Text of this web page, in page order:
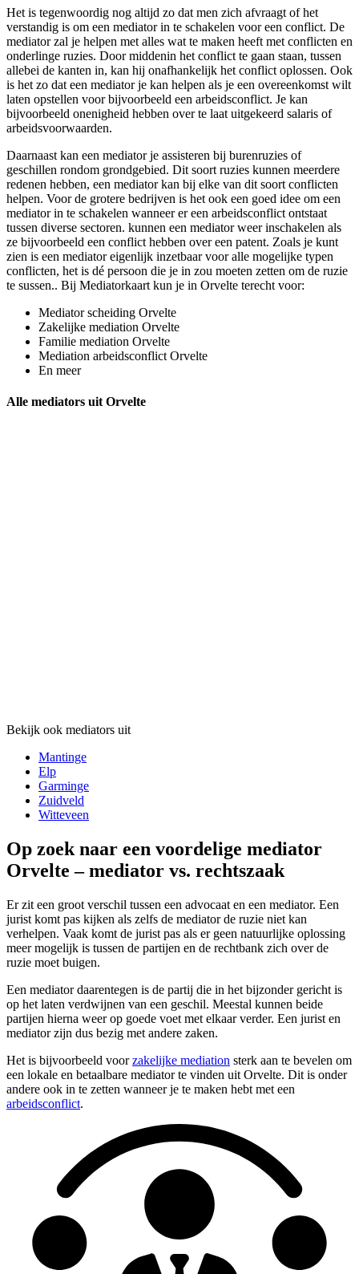
Het is tegenwoordig nog altijd zo dat men zich afvraagt of het
verstandig is om een mediator in te schakelen voor een conflict. De
mediator zal je helpen met alles wat te maken heeft met conflicten en
onderlinge ruzies. Door middenin het conflict te gaan staan, tussen
allebei de kanten in, kan hij onafhankelijk het conflict oplossen. Ook
is het zo dat een mediator je kan helpen als je een overeenkomst wilt
laten opstellen voor bijvoorbeeld een arbeidsconflict. Je kan
bijvoorbeeld onenigheid hebben over te laat uitgekeerd salaris of
arbeidsvoorwaarden.
Daarnaast kan een mediator je assisteren bij burenruzies of
geschillen rondom grondgebied. Dit soort ruzies kunnen meerdere
redenen hebben, een mediator kan bij elke van dit soort conflicten
helpen. Voor de grotere bedrijven is het ook een goed idee om een
mediator in te schakelen wanneer er een arbeidsconflict ontstaat
tussen diverse sectoren. kunnen een mediator weer inschakelen als
ze bijvoorbeeld een conflict hebben over een patent. Zoals je kunt
zien is een mediator eigenlijk inzetbaar voor alle mogelijke typen
conflicten, het is dé persoon die je in zou moeten zetten om de ruzie
te sussen.. Bij Mediatorkaart kun je in Orvelte terecht voor:
Mediator scheiding Orvelte
Zakelijke mediation Orvelte
Familie mediation Orvelte
Mediation arbeidsconflict Orvelte
En meer
Alle mediators uit Orvelte
Bekijk ook mediators uit
Mantinge
Elp
Garminge
Zuidveld
Witteveen
Op zoek naar een voordelige mediator
Orvelte – mediator vs. rechtszaak
Er zit een groot verschil tussen een advocaat en een mediator. Een
jurist komt pas kijken als zelfs de mediator de ruzie niet kan
verhelpen. Vaak komt de jurist pas als er geen natuurlijke oplossing
meer mogelijk is tussen de partijen en de rechtbank zich over de
ruzie moet buigen.
Een mediator daarentegen is de partij die in het bijzonder gericht is
op het laten verdwijnen van een geschil. Meestal kunnen beide
partijen hierna weer op goede voet met elkaar verder. Een jurist en
mediator zijn dus bezig met andere zaken.
Het is bijvoorbeeld voorzakelijke mediation sterk aan te bevelen om
een lokale en betaalbare mediator te vinden uit Orvelte. Dit is onder
andere ook in te zetten wanneer je te maken hebt met een
arbeidsconflict.